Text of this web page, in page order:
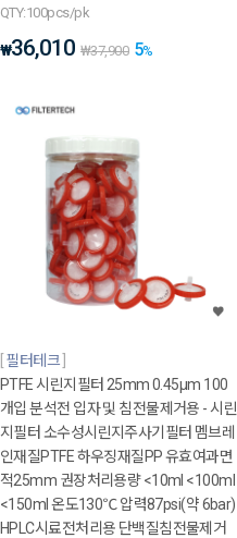
QTY:100pcs/pk
₩36,010 ₩37,900 5%
필터테크
PTFE 시린지필터 25mm 0.45μm 100
개입 분석전 입자 및 침전물제거용 - 시린
지필터 소수성시린지주사기필터 멤브레
인재질PTFE 하우징재질PP 유효여과면
적25mm 권장처리용량 <10ml <100ml
<150ml 온도130℃ 압력87psi(약 6bar)
HPLC시료전처리용 단백질침전물제거